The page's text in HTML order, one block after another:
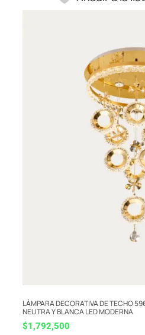
LÁMPARA DECORATIVA DE TECHO
NEUTRA Y BLANCA LED MODERNA
$1,792,500